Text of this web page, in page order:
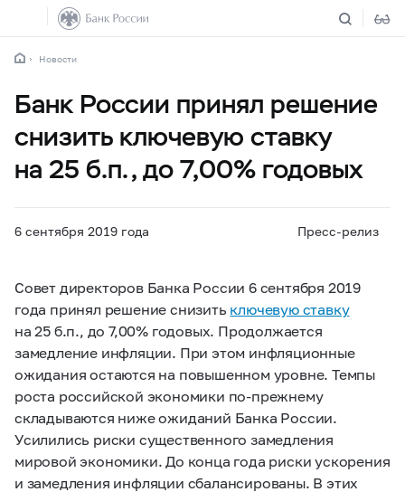
Новости
Банк России принял решение
снизить ключевую ставку
на 25 б.п., до 7,00% годовых
6 сентября 2019 года Пресс-релиз
Совет директоров Банка России 6 сентября 2019
года принял решение снизить ключевую ставку
на 25 б.п., до 7,00% годовых. Продолжается
замедление инфляции. При этом инфляционные
ожидания остаются на повышенном уровне. Темпы
роста российской экономики по-прежнему
складываются ниже ожиданий Банка России.
Усилились риски существенного замедления
мировой экономики. До конца года риски ускорения
и замедления инфляции сбалансированы. В этих